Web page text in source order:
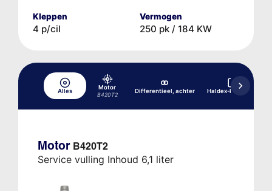
Kleppen
4 p/cil
Vermogen
250 pk / 184 KW
Alles
Motor
B420T2
Differentieel, achter Haldex-koppeling
Motor B420T2
Service vulling Inhoud 6,1 liter